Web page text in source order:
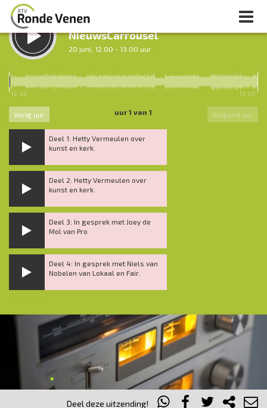
LUISTER TERUG:
NieuwsCarrousel
20 juni, 12.00 - 13.00 uur
LUISTER LIVE:
De donderdag date
12.00 13.00
Vorig uur uur 1 van 1 Volgend uur
Deel 1: Hetty Vermeulen over
kunst en kerk.
Deel 2: Hetty Vermeulen over
kunst en kerk.
Deel 3: In gesprek met Joey de
Mol van Pro
Deel 4: In gesprek met Niels van
Nobelen van Lokaal en Fair.
Deel deze uitzending!